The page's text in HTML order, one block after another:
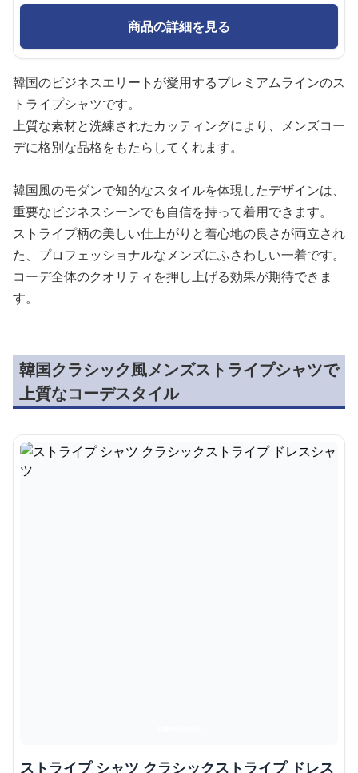
商品の詳細を見る
韓国のビジネスエリートが愛用するプレミアムラインのス
トライプシャツです。
上質な素材と洗練されたカッティングにより、メンズコー
デに格別な品格をもたらしてくれます。
韓国風のモダンで知的なスタイルを体現したデザインは、
重要なビジネスシーンでも自信を持って着用できます。
ストライプ柄の美しい仕上がりと着心地の良さが両立され
た、プロフェッショナルなメンズにふさわしい一着です。
コーデ全体のクオリティを押し上げる効果が期待できま
す。
韓国クラシック風メンズストライプシャツで
上質なコーデスタイル
ストライプ シャツ クラシックストライプ ドレス